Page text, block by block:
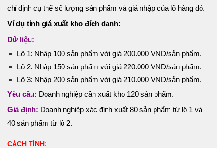
chỉ định cụ thể số lượng sản phẩm và giá nhập của lô hàng đó.
Ví dụ tính giá xuất kho đích danh:
Dữ liệu:
Lô 1: Nhập 100 sản phẩm với giá 200.000 VND/sản phẩm.
Lô 2: Nhập 150 sản phẩm với giá 220.000 VND/sản phẩm.
Lô 3: Nhập 200 sản phẩm với giá 210.000 VND/sản phẩm.
Yêu cầu: Doanh nghiệp cần xuất kho 120 sản phẩm.
Giả định: Doanh nghiệp xác định xuất 80 sản phẩm từ lô 1 và
40 sản phẩm từ lô 2.
CÁCH TÍNH: